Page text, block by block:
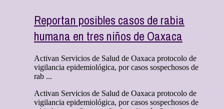
Reportan posibles casos de rabia
humana en tres niños de Oaxaca
Activan Servicios de Salud de Oaxaca protocolo de
vigilancia epidemiológica, por casos sospechosos de
rab ...
Activan Servicios de Salud de Oaxaca protocolo de
vigilancia epidemiológica, por casos sospechosos de